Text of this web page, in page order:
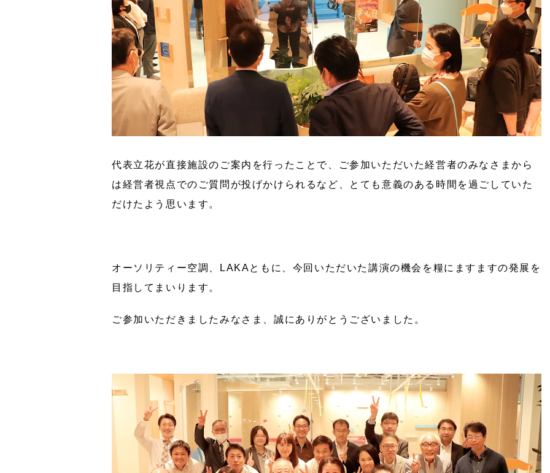
代表立花が直接施設のご案内を行ったことで、ご参加いただいた経営者のみなさまから
は経営者視点でのご質問が投げかけられるなど、とても意義のある時間を過ごしていた
だけたよう思います。
オーソリティー空調、LAKAともに、今回いただいた講演の機会を糧にますますの発展を
目指してまいります。
ご参加いただきましたみなさま、誠にありがとうございました。